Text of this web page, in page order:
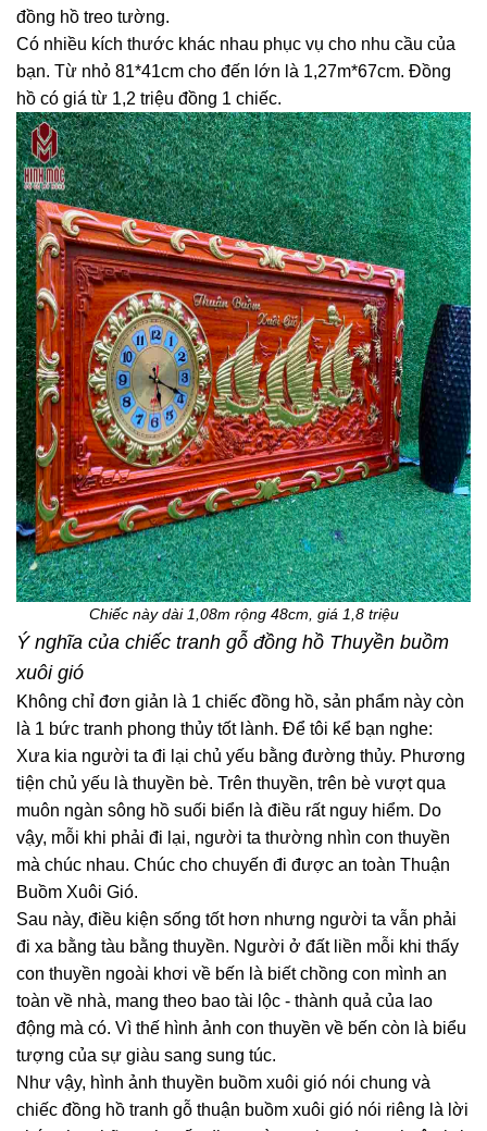
đồng hồ treo tường.
Có nhiều kích thước khác nhau phục vụ cho nhu cầu của
bạn. Từ nhỏ 81*41cm cho đến lớn là 1,27m*67cm. Đồng
hồ có giá từ 1,2 triệu đồng 1 chiếc.
Chiếc này dài 1,08m rộng 48cm, giá 1,8 triệu
Ý nghĩa của chiếc tranh gỗ đồng hồ Thuyền buồm
xuôi gió
Không chỉ đơn giản là 1 chiếc đồng hồ, sản phẩm này còn
là 1 bức tranh phong thủy tốt lành. Để tôi kể bạn nghe:
Xưa kia người ta đi lại chủ yếu bằng đường thủy. Phương
tiện chủ yếu là thuyền bè. Trên thuyền, trên bè vượt qua
muôn ngàn sông hồ suối biển là điều rất nguy hiểm. Do
vậy, mỗi khi phải đi lại, người ta thường nhìn con thuyền
mà chúc nhau. Chúc cho chuyến đi được an toàn Thuận
Buồm Xuôi Gió.
Sau này, điều kiện sống tốt hơn nhưng người ta vẫn phải
đi xa bằng tàu bằng thuyền. Người ở đất liền mỗi khi thấy
con thuyền ngoài khơi về bến là biết chồng con mình an
toàn về nhà, mang theo bao tài lộc - thành quả của lao
động mà có. Vì thế hình ảnh con thuyền về bến còn là biểu
tượng của sự giàu sang sung túc.
Như vậy, hình ảnh thuyền buồm xuôi gió nói chung và
chiếc đồng hồ tranh gỗ thuận buồm xuôi gió nói riêng là lời